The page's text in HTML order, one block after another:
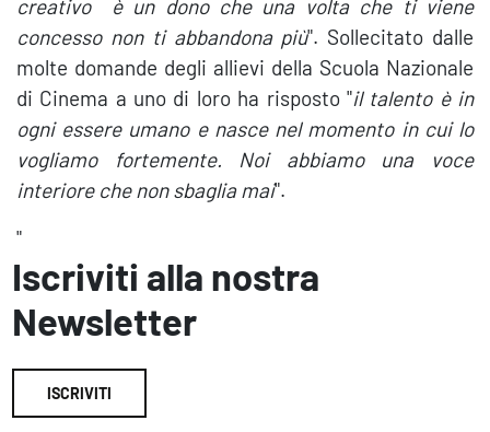
creativo è un dono che una volta che ti viene
concesso non ti abbandona più". Sollecitato dalle
molte domande degli allievi della Scuola Nazionale
di Cinema a uno di loro ha risposto "il talento è in
ogni essere umano e nasce nel momento in cui lo
vogliamo fortemente. Noi abbiamo una voce
interiore che non sbaglia mai".
"
Iscriviti alla nostra
Newsletter
ISCRIVITI